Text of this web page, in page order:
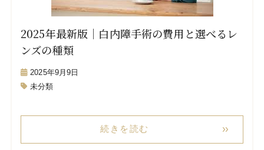
2025年最新版｜白内障手術の費用と選べるレ
ンズの種類
2025年9月9日
未分類
続きを読む